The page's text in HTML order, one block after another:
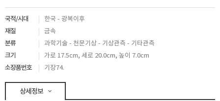
국적/시대 한국 - 광복이후
재질 금속
분류 과학기술 - 천문기상 - 기상관측 - 기타관측
크기 가로 17.5cm, 세로 20.0cm, 높이 7.0cm
소장품번호 기장74.
상세정보